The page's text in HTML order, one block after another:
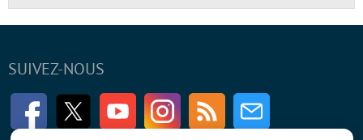
SUIVEZ-NOUS
FacebookTwitter Youtube InstagramRSS Newsletter